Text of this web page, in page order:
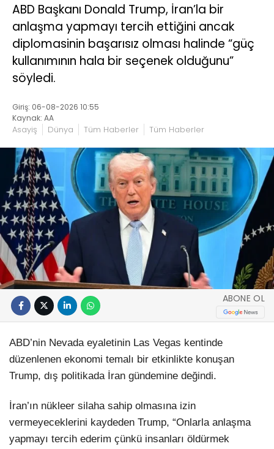
ABD Başkanı Donald Trump, İran’la bir
anlaşma yapmayı tercih ettiğini ancak
diplomasinin başarısız olması halinde “güç
kullanımının hala bir seçenek olduğunu”
söyledi.
Giriş: 06-08-2026 10:55
Kaynak: AA
Asayiş Dünya Tüm Haberler Tüm Haberler
ABONE OL
ABD’nin Nevada eyaletinin Las Vegas kentinde
düzenlenen ekonomi temalı bir etkinlikte konuşan
Trump, dış politikada İran gündemine değindi.
İran’ın nükleer silaha sahip olmasına izin
vermeyeceklerini kaydeden Trump, “Onlarla anlaşma
yapmayı tercih ederim çünkü insanları öldürmek